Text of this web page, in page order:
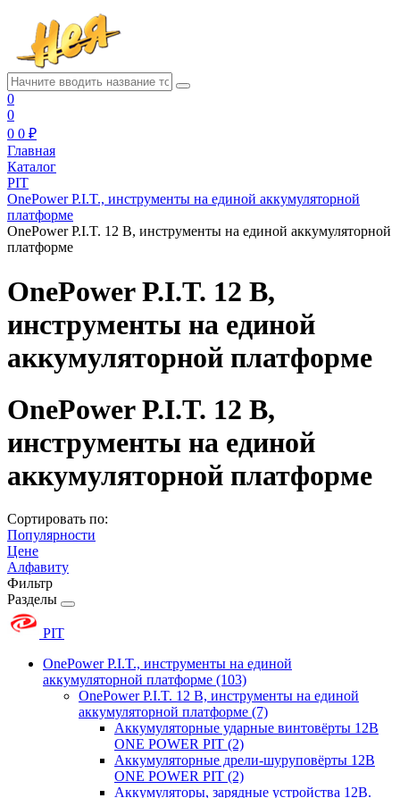
0
0
0 0 ₽
Главная
Каталог
PIT
OnePower P.I.T., инструменты на единой аккумуляторной
платформе
OnePower P.I.T. 12 В, инструменты на единой аккумуляторной
платформе
OnePower P.I.T. 12 В,
инструменты на единой
аккумуляторной платформе
OnePower P.I.T. 12 В,
инструменты на единой
аккумуляторной платформе
Сортировать по:
Популярности
Цене
Алфавиту
Фильтр
Разделы
PIT
OnePower P.I.T., инструменты на единой
аккумуляторной платформе (103)
OnePower P.I.T. 12 В, инструменты на единой
аккумуляторной платформе (7)
Аккумуляторные ударные винтовёрты 12В
ONE POWER PIT (2)
Аккумуляторные дрели-шуруповёрты 12В
ONE POWER PIT (2)
Аккумуляторы, зарядные устройства 12В.